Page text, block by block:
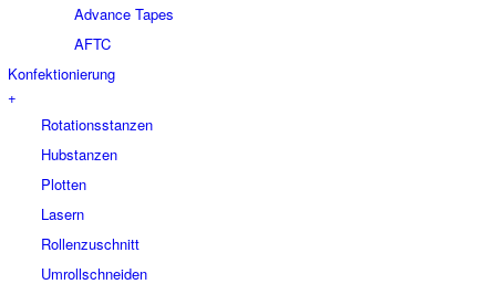
Advance Tapes
AFTC
Konfektionierung
+
Rotationsstanzen
Hubstanzen
Plotten
Lasern
Rollenzuschnitt
Umrollschneiden